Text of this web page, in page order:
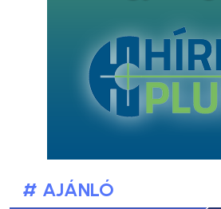
# AJÁNLÓ